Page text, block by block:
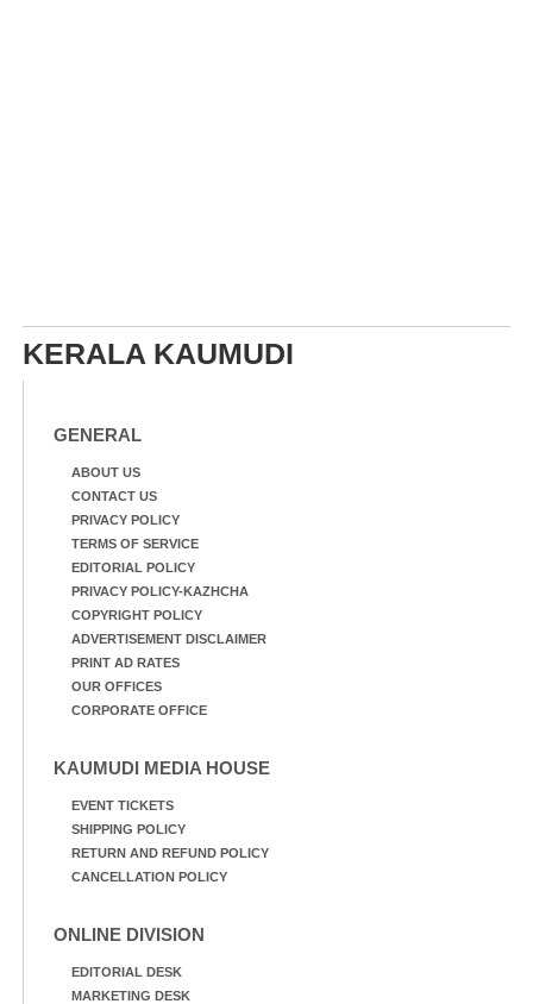
KERALA KAUMUDI
GENERAL
ABOUT US
CONTACT US
PRIVACY POLICY
TERMS OF SERVICE
EDITORIAL POLICY
PRIVACY POLICY-KAZHCHA
COPYRIGHT POLICY
ADVERTISEMENT DISCLAIMER
PRINT AD RATES
OUR OFFICES
CORPORATE OFFICE
KAUMUDI MEDIA HOUSE
EVENT TICKETS
SHIPPING POLICY
RETURN AND REFUND POLICY
CANCELLATION POLICY
ONLINE DIVISION
EDITORIAL DESK
MARKETING DESK